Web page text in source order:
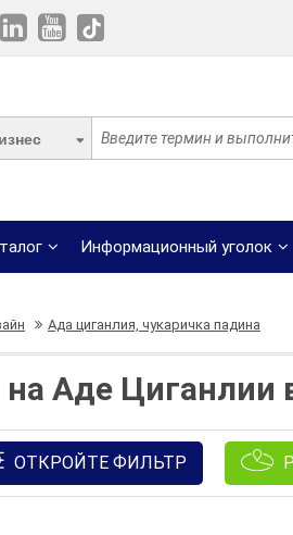
Информационный уголок
Ада циганлия, чукаричка падина
Аде Циганлии
ОТКРОЙТЕ ФИЛЬТР